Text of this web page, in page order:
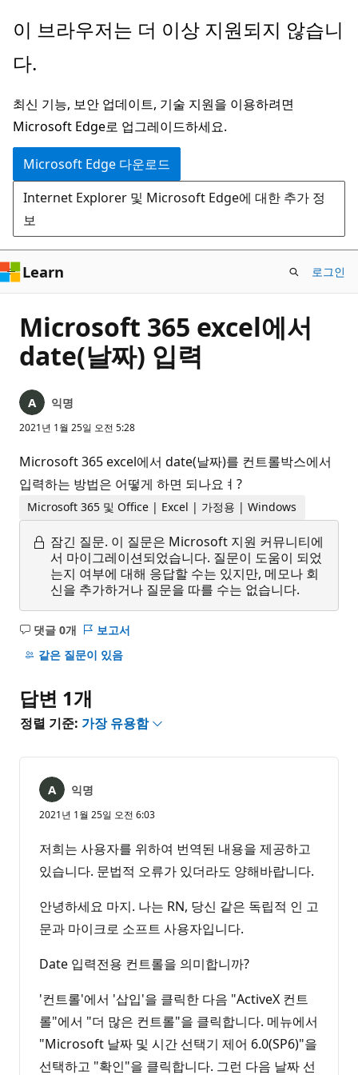
주
콘
츠
로
건
너
뛰
기
이 브라우저는 더 이상 지원되지 않습니
다.
최신 기능, 보안 업데이트, 기술 지원을 이용하려면
Microsoft Edge로 업그레이드하세요.
Microsoft Edge 다운로드
Internet Explorer 및 Microsoft Edge에 대한 추가 정
보
Learn 로그인
Microsoft 365 excel에서
date(날짜) 입력
익명
2021년 1월 25일 오전 5:28
Microsoft 365 excel에서 date(날짜)를 컨트롤박스에서
입력하는 방법은 어떻게 하면 되나요ㅕ?
Microsoft 365 및 Office | Excel | 가정용 | Windows
잠긴 질문. 이 질문은 Microsoft 지원 커뮤니티에
서 마이그레이션되었습니다. 질문이 도움이 되었
는지 여부에 대해 응답할 수는 있지만, 메모나 회
신을 추가하거나 질문을 따를 수는 없습니다.
댓글 0개
설
명
음
보고서
같은 질문이 있음
답변 1개
정렬 기준: 가장 유용함
익명
2021년 1월 25일 오전 6:03
저희는 사용자를 위하여 번역된 내용을 제공하고
있습니다. 문법적 오류가 있더라도 양해바랍니다.
안녕하세요 마지. 나는 RN, 당신 같은 독립적 인 고
문과 마이크로 소프트 사용자입니다.
Date 입력전용 컨트롤을 의미합니까?
'컨트롤'에서 '삽입'을 클릭한 다음 "ActiveX 컨트
롤"에서 "더 많은 컨트롤"을 클릭합니다. 메뉴에서
"Microsoft 날짜 및 시간 선택기 제어 6.0(SP6)"을
선택하고 "확인"을 클릭합니다. 그런 다음 날짜 선